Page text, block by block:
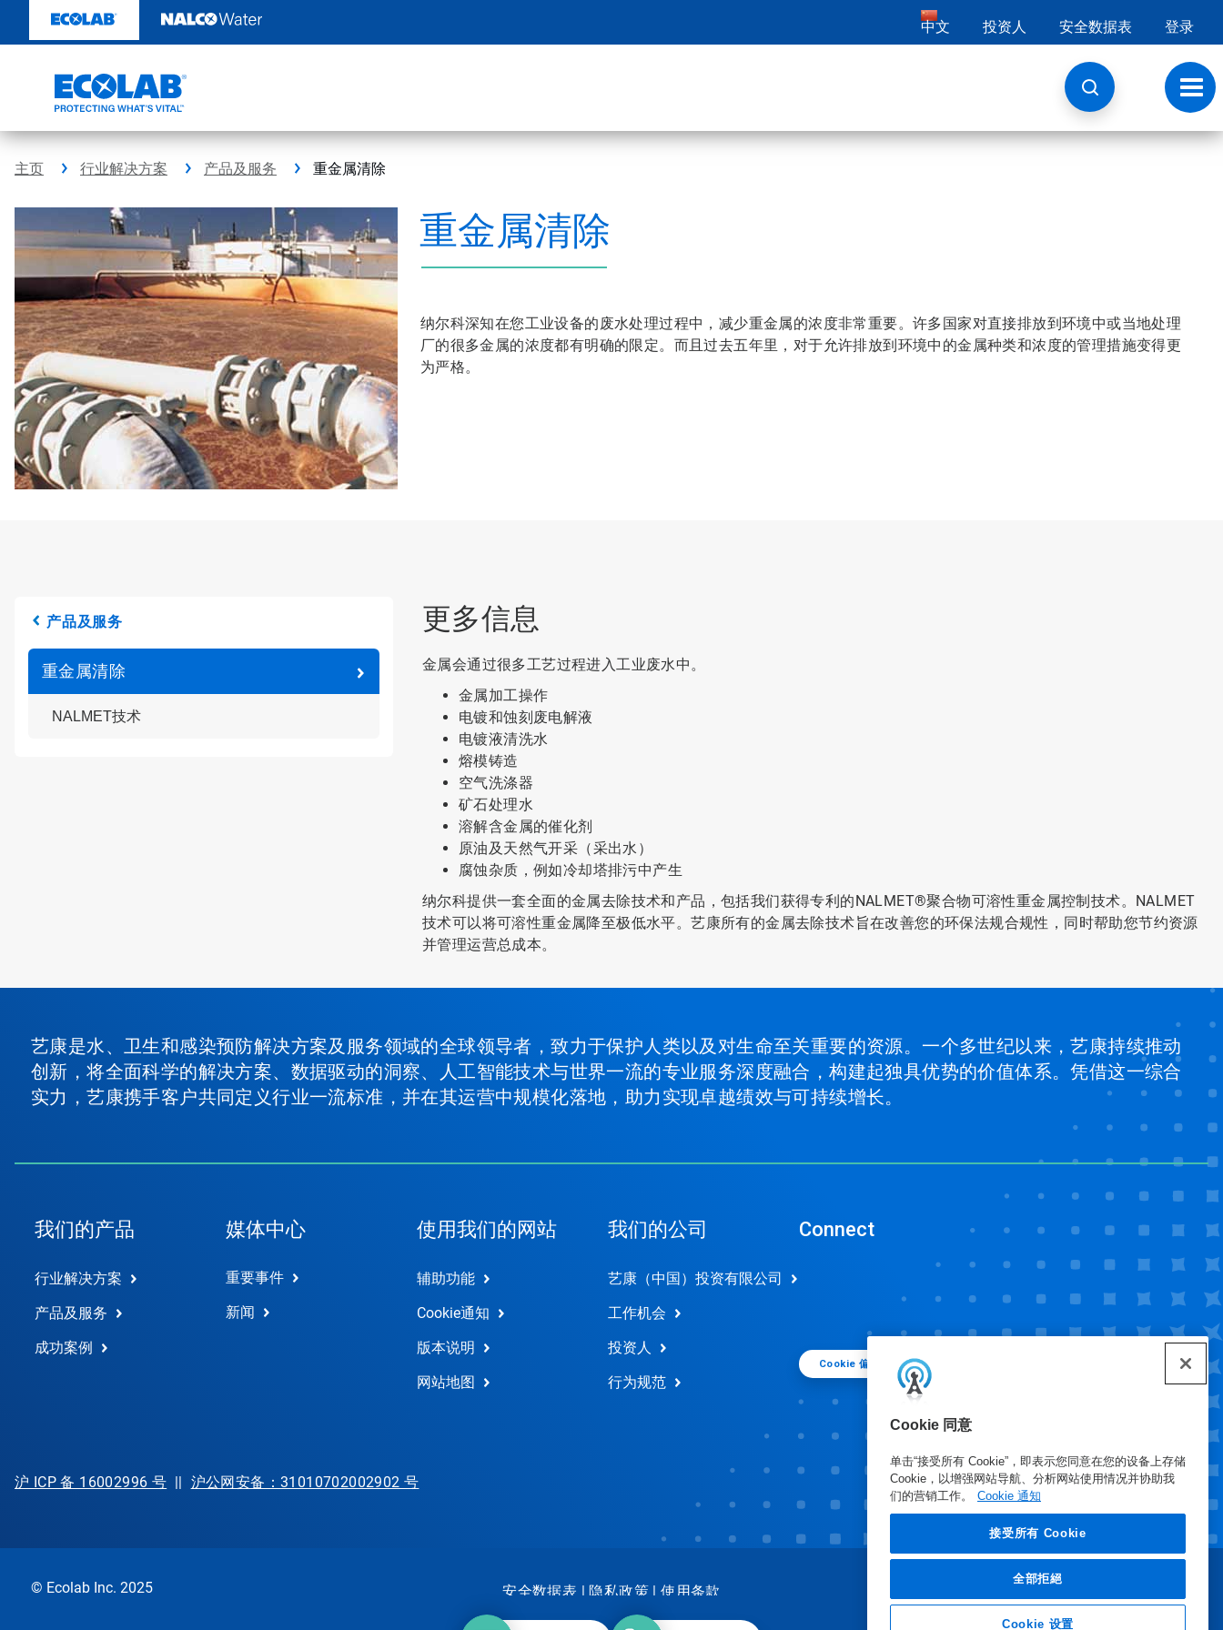
至
Cookie 同意
单击“接受所有 Cookie”，即表示您同意在您的设备上存储
Cookie，以增强网站导航、分析网站使用情况并协助我
们的营销工作。
Cookie 通知
接受所有 Cookie
全部拒絕
Cookie 设置
中文 投资人 安全数据表 登录
切
换
导
航
主页 行业解决方案 产品及服务 重金属清除
重金属清除
纳尔科深知在您工业设备的废水处理过程中，减少重金属的浓度非常重要。许多国家对直接排放到环境中或当地处理
厂的很多金属的浓度都有明确的限定。而且过去五年里，对于允许排放到环境中的金属种类和浓度的管理措施变得更
为严格。
产品及服务
重金属清除
NALMET技术
更多信息
金属会通过很多工艺过程进入工业废水中。
金属加工操作
电镀和蚀刻废电解液
电镀液清洗水
熔模铸造
空气洗涤器
矿石处理水
溶解含金属的催化剂
原油及天然气开采（采出水）
腐蚀杂质，例如冷却塔排污中产生
纳尔科提供一套全面的金属去除技术和产品，包括我们获得专利的NALMET®聚合物可溶性重金属控制技术。NALMET
技术可以将可溶性重金属降至极低水平。艺康所有的金属去除技术旨在改善您的环保法规合规性，同时帮助您节约资源
并管理运营总成本。
艺康是水、卫生和感染预防解决方案及服务领域的全球领导者，致力于保护人类以及对生命至关重要的资源。一个多世纪以来，艺康持续推动
创新，将全面科学的解决方案、数据驱动的洞察、人工智能技术与世界一流的专业服务深度融合，构建起独具优势的价值体系。凭借这一综合
实力，艺康携手客户共同定义行业一流标准，并在其运营中规模化落地，助力实现卓越绩效与可持续增长。
我们的产品
行业解决方案
产品及服务
成功案例
媒体中心
重要事件
新闻
使用我们的网站
辅助功能
Cookie通知
版本说明
网站地图
我们的公司
艺康（中国）投资有限公司
工作机会
投资人
行为规范
Connect
Cookie 偏好
沪 ICP 备 16002996 号 || 沪公网安备：31010702002902 号
© Ecolab Inc. 2025 安全数据表 |隐私政策|使用条款